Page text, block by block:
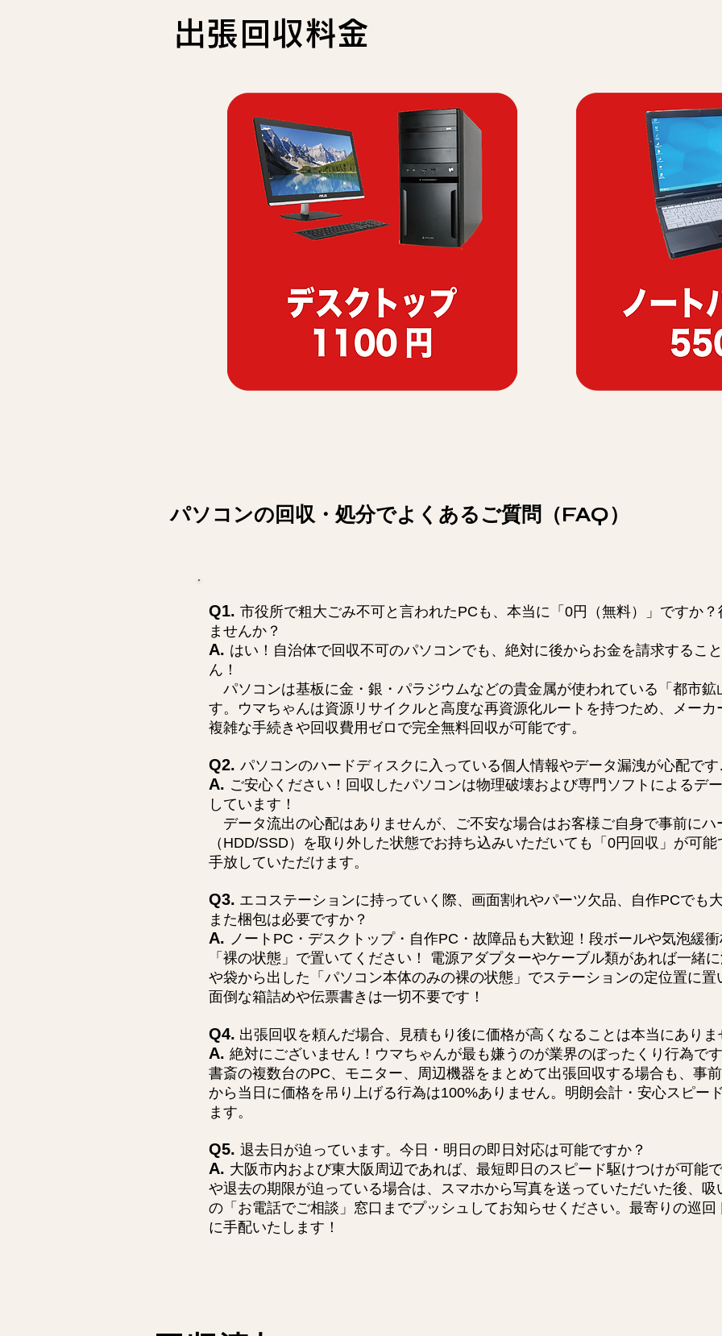
出張回収料金
パソコンの回収・処分でよくあるご質問（FAQ）
Q1. 市役所で粗大ごみ不可と言われたPCも、本当に「0円（無料）」ですか
ませんか？
A. はい！自治体で回収不可のパソコンでも、絶対に後からお金を請求するこ
ん！
パソコンは基板に金・銀・パラジウムなどの貴金属が使われている「都市鉱
す。ウマちゃんは資源リサイクルと高度な再資源化ルートを持つため、メーカ
複雑な手続きや回収費用ゼロで完全無料回収が可能です。
Q2. パソコンのハードディスクに入っている個人情報やデータ漏洩が心配で
A. ご安心ください！回収したパソコンは物理破壊および専門ソフトによるデ
しています！
データ流出の心配はありませんが、ご不安な場合はお客様ご自身で事前にハ
（HDD/SSD）を取り外した状態でお持ち込みいただいても「0円回収」が可
手放していただけます。
Q3. エコステーションに持っていく際、画面割れやパーツ欠品、自作PCでも
また梱包は必要ですか？
A. ノートPC・デスクトップ・自作PC・故障品も大歓迎！段ボールや気泡緩
「裸の状態」で置いてください！ 電源アダプターやケーブル類があれば一緒
や袋から出した「パソコン本体のみの裸の状態」でステーションの定位置に置
面倒な箱詰めや伝票書きは一切不要です！
Q4. 出張回収を頼んだ場合、見積もり後に価格が高くなることは本当にありま
A. 絶対にございません！ウマちゃんが最も嫌うのが業界のぼったくり行為で
書斎の複数台のPC、モニター、周辺機器をまとめて出張回収する場合も、事
から当日に価格を吊り上げる行為は100%ありません。明朗会計・安心スピー
ます。
Q5. 退去日が迫っています。今日・明日の即日対応は可能ですか？
A. 大阪市内および東大阪周辺であれば、最短即日のスピード駆けつけが可能
や退去の期限が迫っている場合は、スマホから写真を送っていただいた後、吸
の「お電話でご相談」窓口までプッシュしてお知らせください。最寄りの巡回
に手配いたします！